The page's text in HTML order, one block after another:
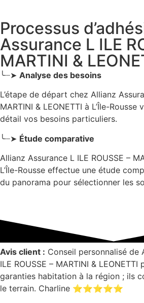
Processus
Assurance L ILE
MARTINI &
╰┈➤ Analyse des besoins
L’étape de départ chez Allianz
MARTINI & LEONETTI à L’Île-Rousse
détail vos besoins particuliers.
╰┈➤ Étude comparative
Allianz Assurance L ILE ROUSSE –
L’Île-Rousse effectue une étude
du panorama pour sélectionner les
Avis client : Conseil personnalisé de
ILE ROUSSE – MARTINI &
garanties habitation à la région ; ils
le terrain. Charline ⭐⭐⭐⭐⭐